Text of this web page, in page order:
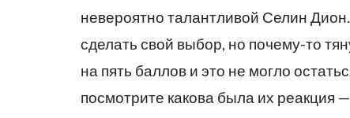
невероятно талантливой Селин
сделать свой выбор, но почему-то
на пять баллов и это не могло
посмотрите какова была их реакция